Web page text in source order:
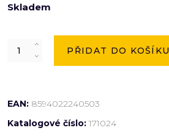
Skladem
Quantity PŘIDAT DO KOŠÍKU
EAN: 8594022240503
Katalogové číslo:171024